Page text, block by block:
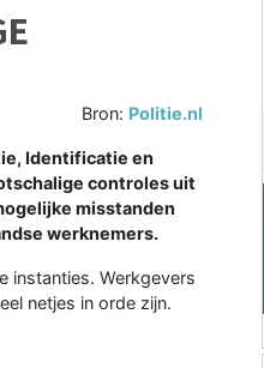
Bron: Politie.nl
Identificatie en
controles uit
misstanden
werknemers.
instanties. Werkgevers
netjes in orde zijn.